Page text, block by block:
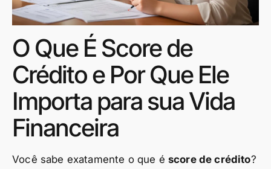
O Que É Score de
Crédito e Por Que Ele
Importa para sua Vida
Financeira
Você sabe exatamente o que é score de crédito?